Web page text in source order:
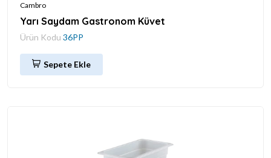
Cambro
Yarı Saydam Gastronom Küvet
Ürün Kodu 36PP
Sepete Ekle